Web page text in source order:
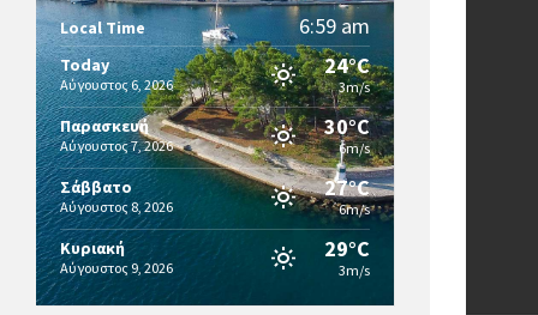
Local Time 6:59 am
Today
Αύγουστος 6, 2026
24°C
3m/s
Παρασκευή
Αύγουστος 7, 2026
30°C
6m/s
Σάββατο
Αύγουστος 8, 2026
27°C
6m/s
Κυριακή
Αύγουστος 9, 2026
29°C
3m/s